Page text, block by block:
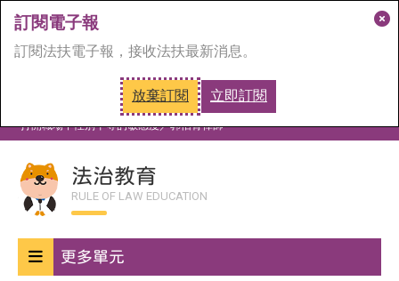
訂閱電子報
訂閱法扶電子報，接收法扶最新消息。
放棄訂閱 立即訂閱
視
窗
法扶報報
打開職場中性別平等的敏感度／郭怡青律師
法治教育
RULE OF LAW EDUCATION
更多單元